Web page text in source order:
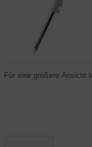
Für eine größere Ansicht